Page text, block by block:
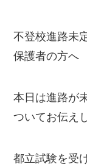
不登校進路未
保護者の方へ
本日は進路が
ついてお伝え
都立試験を受